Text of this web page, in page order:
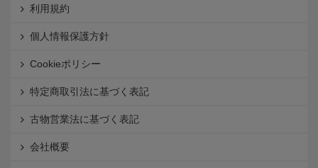
利用規約
個人情報保護方針
Cookieポリシー
特定商取引法に基づく表記
古物営業法に基づく表記
会社概要